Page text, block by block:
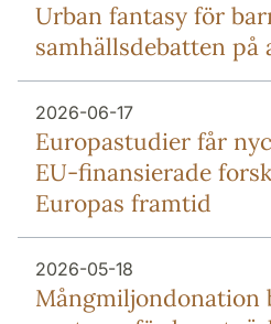
Urban fantasy för
samhällsdebatten på
2026-06-17
Europa­studier får
EU-finansierade
Europas framtid
2026-05-18
Mång­miljon­donation